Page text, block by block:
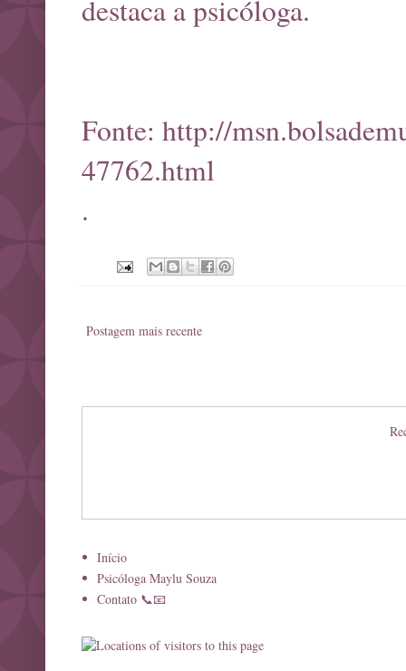
destaca a psicóloga.
Fonte: http://
47762.html
.
Postagem mais recente
Início
Psicóloga Maylu Souza
Contato 📞📧